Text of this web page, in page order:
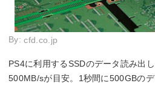
By:cfd.co.jp
PS4に利用するSSDのデータ読み出
500MB/sが目安。1秒間に500GBの